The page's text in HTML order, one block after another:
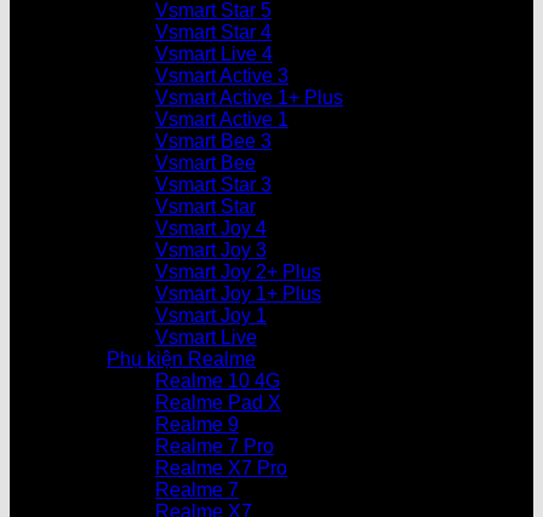
Vsmart Star 5
Vsmart Star 4
Vsmart Live 4
Vsmart Active 3
Vsmart Active 1+ Plus
Vsmart Active 1
Vsmart Bee 3
Vsmart Bee
Vsmart Star 3
Vsmart Star
Vsmart Joy 4
Vsmart Joy 3
Vsmart Joy 2+ Plus
Vsmart Joy 1+ Plus
Vsmart Joy 1
Vsmart Live
Phụ kiện Realme
Realme 10 4G
Realme Pad X
Realme 9
Realme 7 Pro
Realme X7 Pro
Realme 7
Realme X7